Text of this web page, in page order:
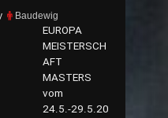
Baudewig
EUROPA
MEISTERSCH
AFT
MASTERS
vom
24.5.-29.5.20